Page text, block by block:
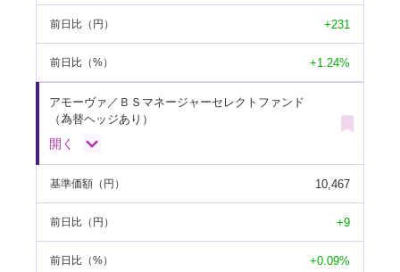
前日比 （円） +231
前日比 （%） +1.24%
アモーヴァ／ＢＳマネージャーセレクトファンド
（為替ヘッジあり）
開く
基準価額 （円） 10,467
前日比 （円） +9
前日比 （%） +0.09%